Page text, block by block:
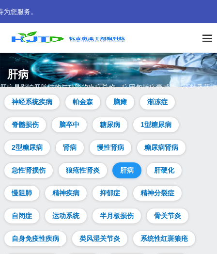
肝病
肝病是影响肝脏结构与功能的疾病总称，病因包括病毒感染、酒精及药物
等。治疗需依病因及病情而定，涵盖药物、生活方式调整及肝移植等。本
页解析肝病症状、病因、类型等常见问题，并提供干细胞治疗肝病的热点
答疑。
神经系统疾病 帕金森 脑瘫 渐冻症
脊髓损伤 脑卒中 糖尿病 1型糖尿病
2型糖尿病 肾病 慢性肾病 糖尿病肾病
急性肾损伤 狼疮性肾炎 肝病 肝硬化
慢阻肺 精神疾病 抑郁症 精神分裂症
自闭症 运动系统 半月板损伤 骨关节炎
自身免疫性疾病 类风湿关节炎 系统性红斑狼疮